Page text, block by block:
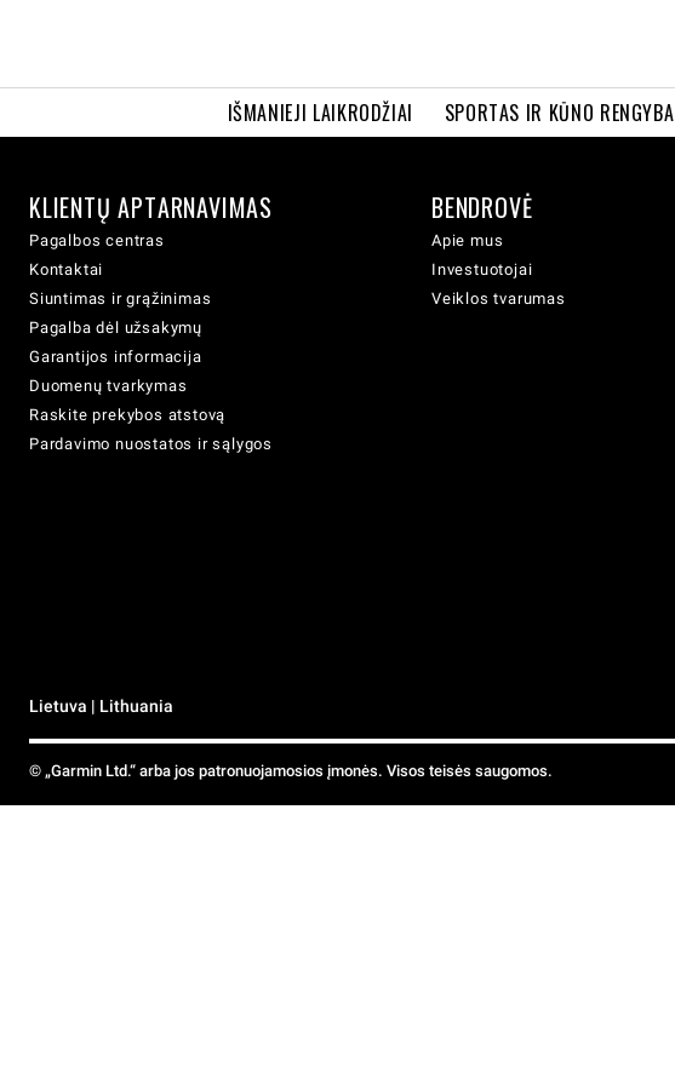
IŠMANIEJI LAIKRODŽIAI SPORTAS IR KŪNO RENGYBA
KLIENTŲ APTARNAVIMAS
Pagalbos centras
Kontaktai
Siuntimas ir grąžinimas
Pagalba dėl užsakymų
Garantijos informacija
Duomenų tvarkymas
Raskite prekybos atstovą
Pardavimo nuostatos ir sąlygos
BENDROVĖ
Apie mus
Investuotojai
Veiklos tvarumas
Lietuva | Lithuania
© „Garmin Ltd.“ arba jos patronuojamosios įmonės. Visos teisės saugomos.